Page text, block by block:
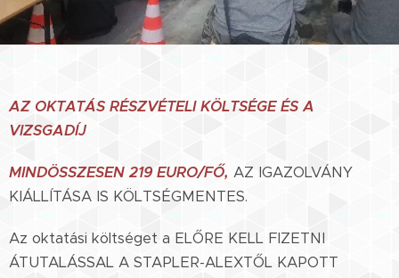
AZ OKTATÁS RÉSZVÉTELI KÖLTSÉGE ÉS A
VIZSGADÍJ
MINDÖSSZESEN 219 EURO/FŐ, AZ IGAZOLVÁNY
KIÁLLÍTÁSA IS KÖLTSÉGMENTES.
Az oktatási költséget a ELŐRE KELL FIZETNI
ÁTUTALÁSSAL A STAPLER-ALEXTŐL KAPOTT